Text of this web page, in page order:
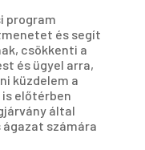
program
és segít
csökkenti a
és ügyel arra,
küzdelem a
is előtérben
által
számára